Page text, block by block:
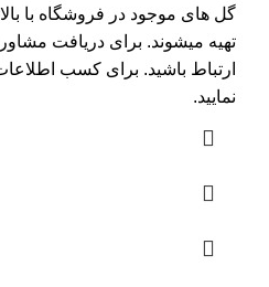
گل های موجود در فروشگاه با
تهیه میشوند. برای دریافت
ارتباط باشید. برای کسب
نمایید.